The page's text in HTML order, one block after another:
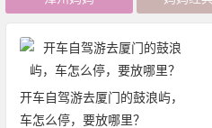
开车自驾游去厦门的鼓浪屿，
车怎么停，要放哪里？